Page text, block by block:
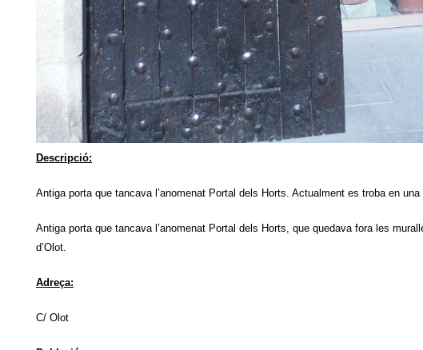
Descripció:
Antiga porta que tancava l’anomenat Portal dels Horts. Actualment es troba en una
Antiga porta que tancava l’anomenat Portal dels Horts, que quedava fora les
d’Olot.
Adreça:
C/ Olot